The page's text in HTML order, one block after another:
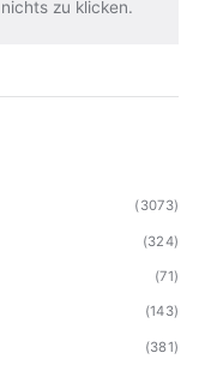
zu klicken.
(3073)
(324)
(71)
(143)
(381)